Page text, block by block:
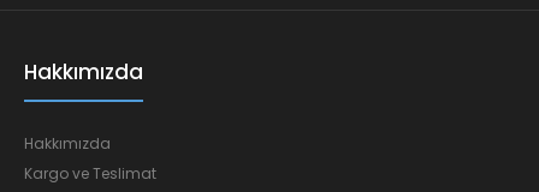
Hakkımızda
Hakkımızda
Kargo ve Teslimat